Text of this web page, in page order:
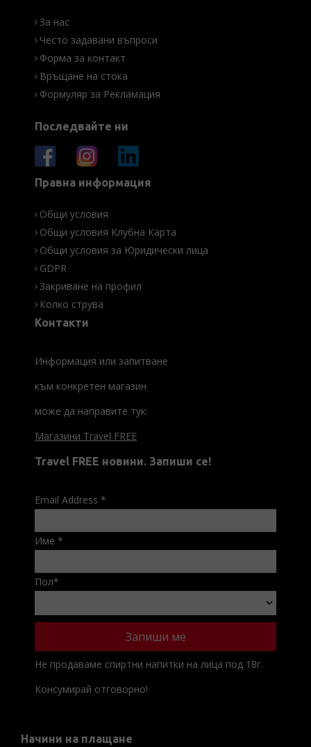
За нас
Често задавани въпроси
Форма за контакт
Връщане на стока
Формуляр за Рекламация
Последвайте ни
Правна информация
Общи условия
Общи условия Клубна Карта
Общи условия за Юридически лица
GDPR
Закриване на профил
Колко струва
Контакти
Информация или запитване
към конкретен магазин
може да направите тук:
Магазини Travel FREE
Travel FREE новини. Запиши се!
Email Address *
Име *
Пол*
Не продаваме спиртни напитки на лица под 18г.
Консумирай отговорно!
Начини на плащане